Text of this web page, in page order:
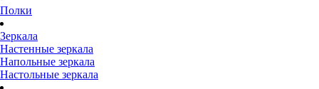
Полки
Зеркала
Настенные зеркала
Напольные зеркала
Настольные зеркала